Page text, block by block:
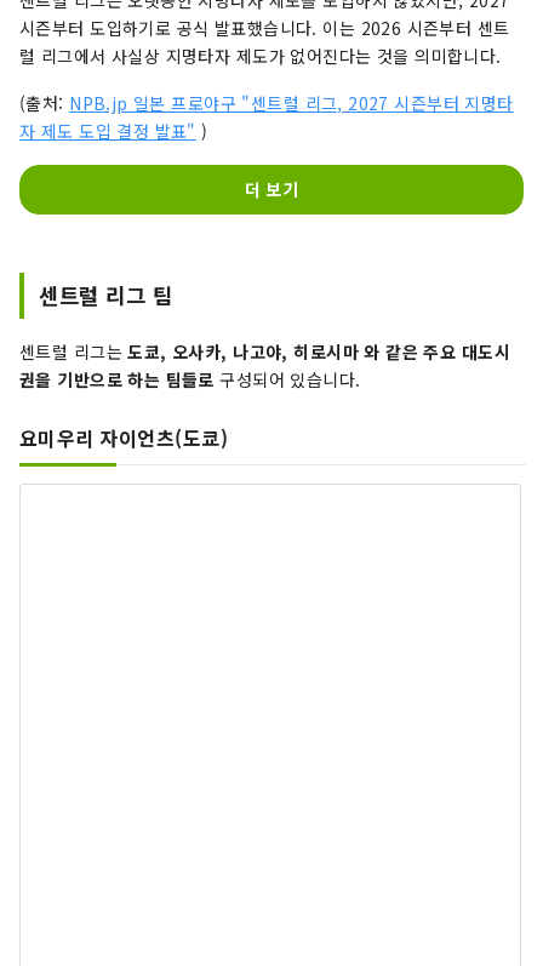
시즌부터 도입하기로 공식 발표했습니다. 이는 2026 시즌부터 센트
럴 리그에서 사실상 지명타자 제도가 없어진다는 것을 의미합니다.
(출처: NPB.jp 일본 프로야구 "센트럴 리그, 2027 시즌부터 지명타
자 제도 도입 결정 발표" )
더 보기
센트럴 리그 팀
센트럴 리그는도쿄, 오사카, 나고야, 히로시마 와 같은 주요 대도시
권을 기반으로 하는 팀들로 구성되어 있습니다.
요미우리 자이언츠(도쿄)